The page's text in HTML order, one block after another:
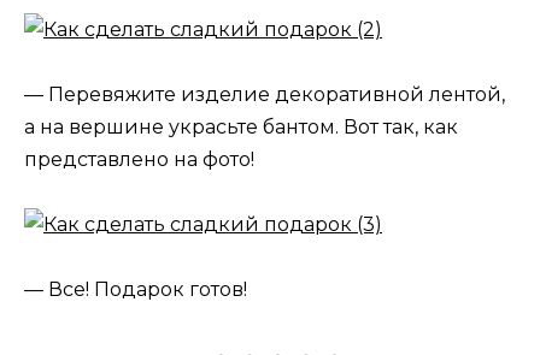
— Перевяжите изделие декоративной лентой,
а на вершине украсьте бантом. Вот так, как
представлено на фото!
— Все! Подарок готов!